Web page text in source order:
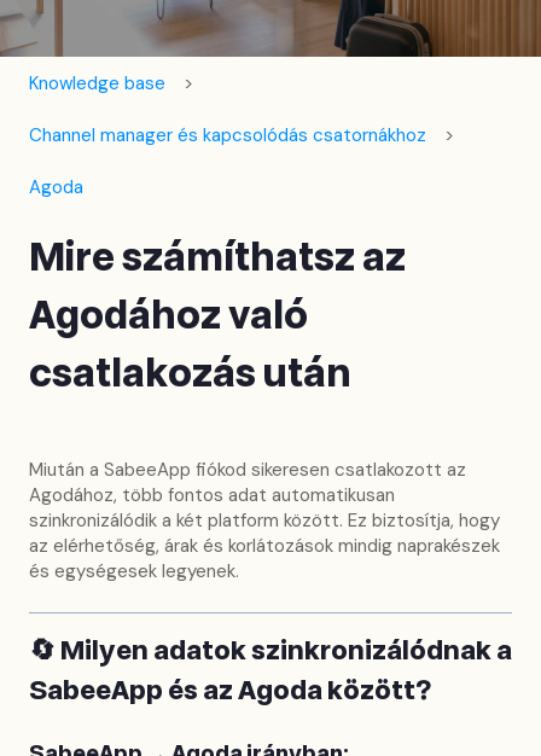
Knowledge base
Channel manager és kapcsolódás csatornákhoz
Agoda
Mire számíthatsz az
Agodához való
csatlakozás után
Miután a SabeeApp fiókod sikeresen csatlakozott az
Agodához, több fontos adat automatikusan
szinkronizálódik a két platform között. Ez biztosítja, hogy
az elérhetőség, árak és korlátozások mindig naprakészek
és egységesek legyenek.
🔄Milyen adatok szinkronizálódnak a
SabeeApp és az Agoda között?